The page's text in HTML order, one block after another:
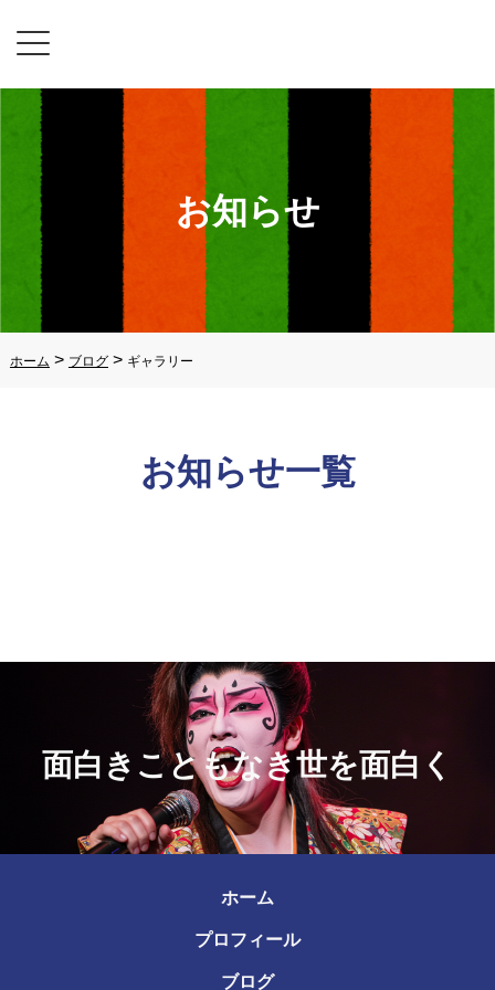
お知らせ
ホーム > ブログ> ギャラリー
お知らせ一覧
面白きこともなき世を面白く
ホーム
プロフィール
ブログ